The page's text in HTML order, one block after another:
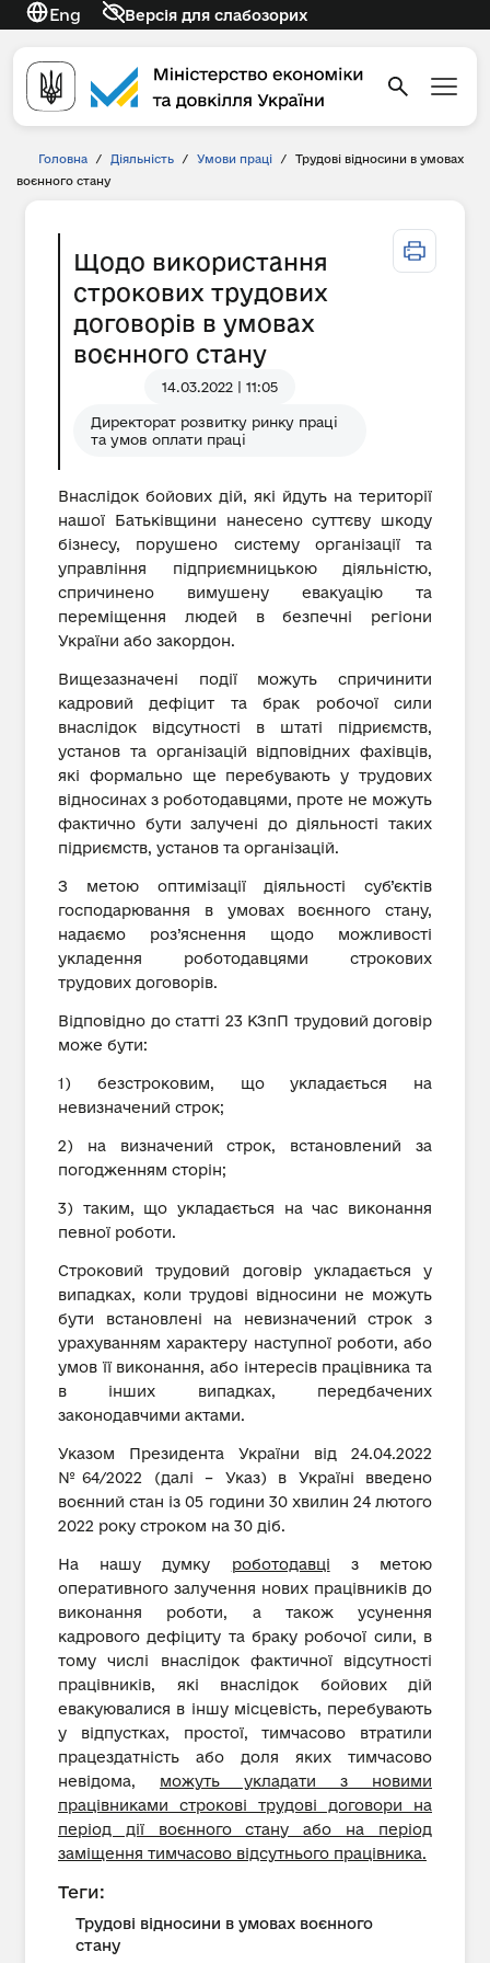
Eng Версія для слабозорих
Головна / Діяльність / Умови праці /
Трудові відносини в умовах
воєнного стану
Щодо використання
строкових трудових
договорів в умовах
воєнного стану
14.03.2022 | 11:05
Директорат розвитку ринку праці
та умов оплати праці
Внаслідок бойових дій, які йдуть на території
нашої Батьківщини нанесено суттєву шкоду
бізнесу, порушено систему організації та
управління підприємницькою діяльністю,
спричинено вимушену евакуацію та
переміщення людей в безпечні регіони
України або закордон.
Вищезазначені події можуть спричинити
кадровий дефіцит та брак робочої сили
внаслідок відсутності в штаті підриємств,
установ та організацій відповідних фахівців,
які формально ще перебувають у трудових
відносинах з роботодавцями, проте не можуть
фактично бути залучені до діяльності таких
підриємств, установ та організацій.
З метою оптимізації діяльності суб’єктів
господарювання в умовах воєнного стану,
надаємо роз’яснення щодо можливості
укладення роботодавцями строкових
трудових договорів.
Відповідно до статті 23 КЗпП трудовий договір
може бути:
1) безстроковим, що укладається на
невизначений строк;
2) на визначений строк, встановлений за
погодженням сторін;
3) таким, що укладається на час виконання
певної роботи.
Строковий трудовий договір укладається у
випадках, коли трудові відносини не можуть
бути встановлені на невизначений строк з
урахуванням характеру наступної роботи, або
умов її виконання, або інтересів працівника та
в інших випадках, передбачених
законодавчими актами.
Указом Президента України від 24.04.2022
№64/2022 (далі – Указ) в Україні введено
воєнний стан із 05 години 30 хвилин 24 лютого
2022 року строком на 30 діб.
На нашу думку роботодавці з метою
оперативного залучення нових працівників до
виконання роботи, а також усунення
кадрового дефіциту та браку робочої сили, в
тому числі внаслідок фактичної відсутності
працівників, які внаслідок бойових дій
евакуювалися в іншу місцевість, перебувають
у відпустках, простої, тимчасово втратили
працездатність або доля яких тимчасово
невідома, можуть укладати з новими
працівниками строкові трудові договори на
період дії воєнного стану або на період
заміщення тимчасово відсутнього працівника.
Теги:
Трудові відносини в умовах воєнного
стану